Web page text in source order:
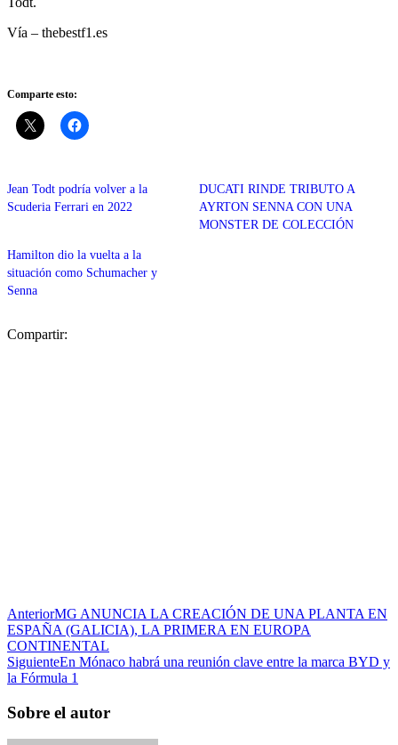
Vía – thebestf1.es
Comparte esto:
Jean Todt podría volver a la
Scuderia Ferrari en 2022
DUCATI RINDE TRIBUTO A
AYRTON SENNA CON UNA
MONSTER DE COLECCIÓN
Hamilton dio la vuelta a la
situación como Schumacher y
Senna
Compartir:
AnteriorMG ANUNCIA LA CREACIÓN DE UNA PLANTA EN
ESPAÑA (GALICIA), LA PRIMERA EN EUROPA
CONTINENTAL
SiguienteEn Mónaco habrá una reunión clave entre la marca BYD y
la Fórmula 1
Sobre el autor